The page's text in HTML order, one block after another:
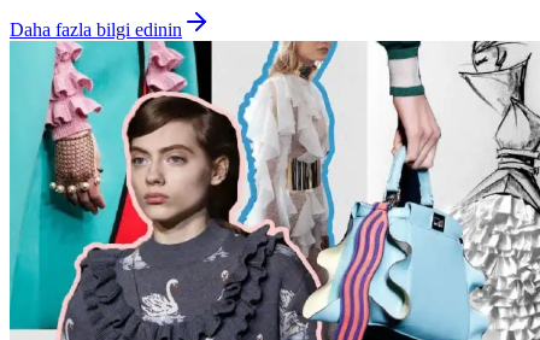
Daha fazla bilgi edinin